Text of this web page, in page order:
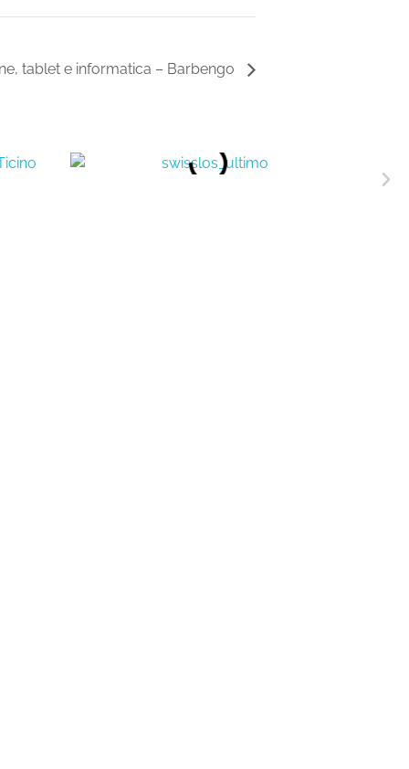
tablet e informatica – Barbengo